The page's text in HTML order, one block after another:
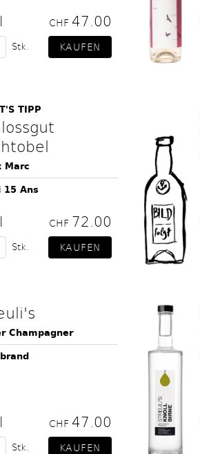
CHF 47.00
Stk.
TIPP
Marc
15 Ans
CHF 72.00
Stk.
Champagner
CHF 47.00
Stk.